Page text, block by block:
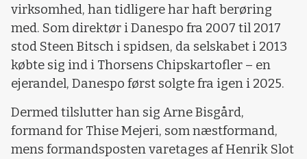
virksomhed, han tidligere har haft berøring
med. Som direktør i Danespo fra 2007 til 2017
stod Steen Bitsch i spidsen, da selskabet i 2013
købte sig ind i Thorsens Chipskartofler – en
ejerandel, Danespo først solgte fra igen i 2025.
Dermed tilslutter han sig Arne Bisgård,
formand for Thise Mejeri, som næstformand,
mens formandsposten varetages af Henrik Slot